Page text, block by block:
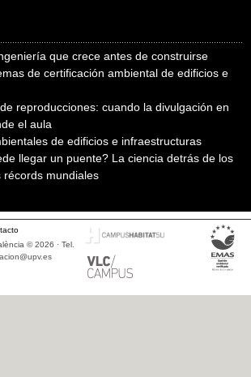
que crece antes de construirse
de certificación ambiental de edificios e
reproducciones: cuando la divulgación en
el aula
de edificios e infraestructuras
llegar un puente? La ciencia detrás de los
récords mundiales
© 2026 · Tel.